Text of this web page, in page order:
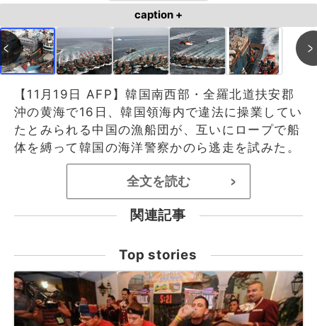
caption +
【11月19日 AFP】韓国南西部・全羅北道扶安郡
沖の黄海で16日、韓国領海内で違法に操業してい
たとみられる中国の漁船団が、互いにロープで船
体を縛って韓国の海洋警察かのら逃走を試みた。
全文を読む >
関連記事
Top stories